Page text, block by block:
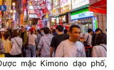
mặc Kimono dạo phố,